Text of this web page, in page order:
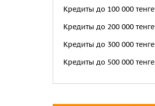
Кредиты до 100 000 тенге
Кредиты до 200 000 тенге
Кредиты до 300 000 тенге
Кредиты до 500 000 тенге